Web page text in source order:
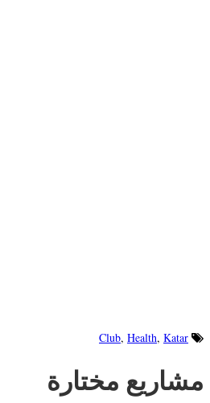
Club, Health, Katar
مشاريع مختارة